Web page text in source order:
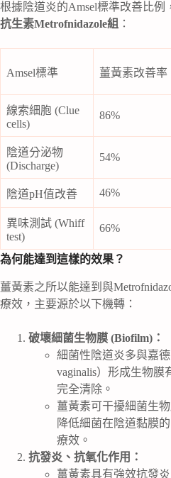
根據陰道炎的Amsel標準改善比例
抗生素Metrofnidazole組 ：
Amsel標準 薑黃素改善率
線索細胞 (Clue
cells)
86%
陰道分泌物
(Discharge)
54%
陰道pH值改善 46%
異味測試 (Whiff
test)
66%
為何能達到這樣的效果？
薑黃素之所以能達到與
療效，主要源於以下機轉：
破壞細菌生物膜 (Biofilm)：
細菌性陰道炎多與嘉德
vaginalis）形成生物膜
完全清除。
薑黃素可干擾細菌生
降低細菌在陰道黏膜
療效。
抗發炎、抗氧化作用：
薑黃素具有強效抗發